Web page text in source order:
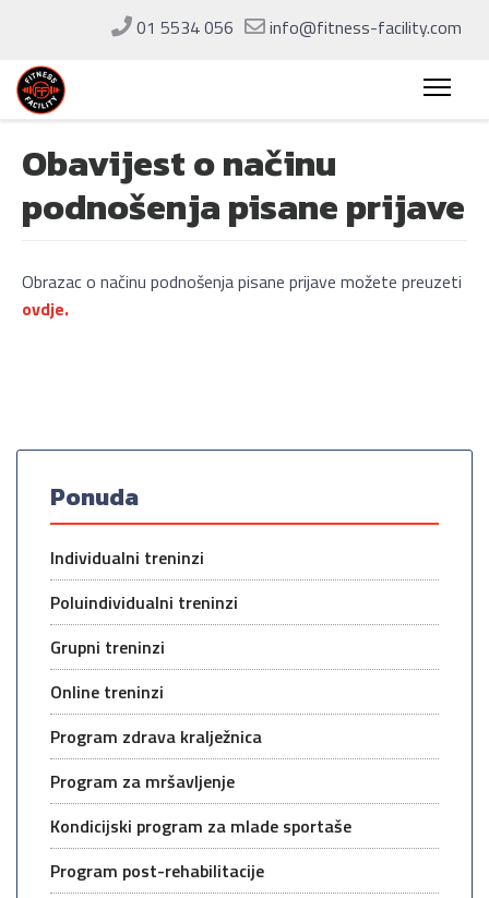
01 5534 056 info@fitness-facility.com
Obavijest o načinu
podnošenja pisane prijave
Obrazac o načinu podnošenja pisane prijave možete preuzeti
ovdje.
Ponuda
Individualni treninzi
Poluindividualni treninzi
Grupni treninzi
Online treninzi
Program zdrava kralježnica
Program za mršavljenje
Kondicijski program za mlade sportaše
Program post-rehabilitacije